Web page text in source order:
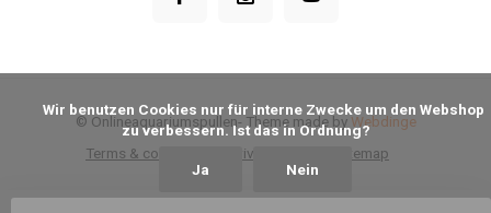
Terms & conditions Privacy Policy Sitemap
© Onlineaquariumspullen- Theme made by Webdinge
zu verbessern. Ist das in Ordnung?
Ja Nein